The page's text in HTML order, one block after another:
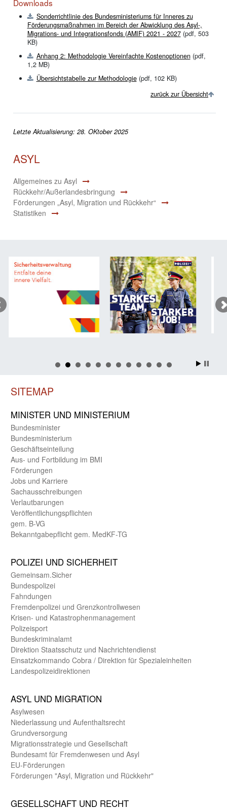
Downloads
Sonderrichtlinie des Bundesministeriums für Inneres zu
Förderungsmaßnahmen im Bereich der Abwicklung des Asyl-,
Migrations- und Integrationsfonds (AMIF) 2021 - 2027(pdf, 503
KB)
Anhang 2: Methodologie Vereinfachte Kostenoptionen(pdf,
1,2 MB)
Übersichtstabelle zur Methodologie(pdf, 102 KB)
zurück zur Übersicht
Letzte Aktualisierung: 28. OKtober 2025
ASYL
Allgemeines zu Asyl
Rückkehr/Außerlandesbringung
Förderungen „Asyl, Migration und Rückkehr“
Statistiken
SITEMAP
MINISTER UND MINIST­ERIUM
Bundes­minister
Bundes­ministerium
Geschäfts­einteilung
Aus- und Fortbildung im BMI
Förderungen
Jobs und Karriere
Sachaus­schreibungen
Verlautbarungen
Veröffentlichungspflichten
gem. B-VG
Bekanntgabepflicht gem. MedKF-TG
POLIZEI UND SICHER­HEIT
Gemein­sam.Sicher
Bundes­polizei
Fahndungen
Fremdenpolizei und Grenzkontrollwesen
Krisen- und Katastrophen­management
Polizeisport
Bundes­kriminal­amt
Direktion Staats­schutz und Nach­richten­dienst
Einsatz­kommando Cobra / Direktion für Spezialeinheiten
Landes­polizei­direk­tionen
ASYL UND MIGRA­TION
Asyl­wesen
Nieder­lassung und Aufent­halts­recht
Grund­versorgung
Migrations­strategie und Gesell­schaft
Bundes­amt für Fremden­wesen und Asyl
EU-Förde­rungen
Förderungen "Asyl, Migration und Rückkehr"
GE­SELL­SCHAFT UND RECHT